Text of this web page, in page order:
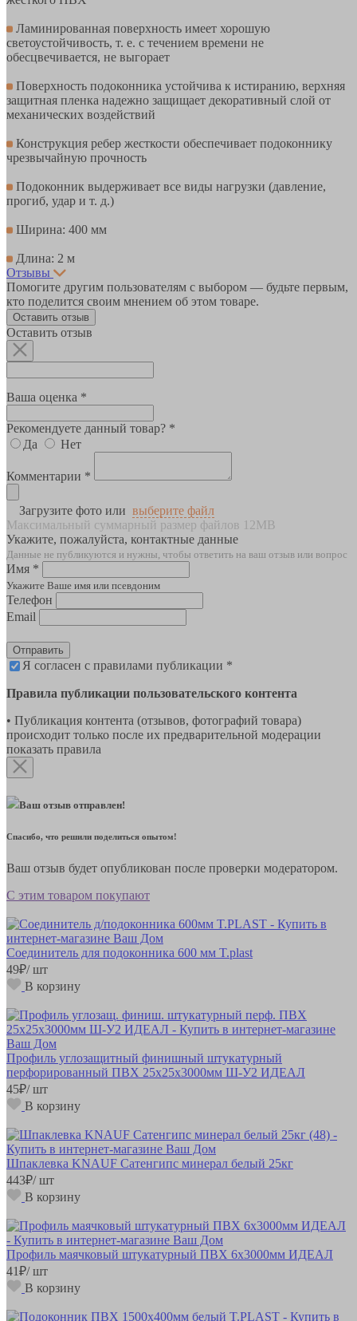
Ламинированная поверхность имеет хорошую
светоустойчивость, т. е. с течением времени не
обесцвечивается, не выгорает
Поверхность подоконника устойчива к истиранию, верхняя
защитная пленка надежно защищает декоративный слой от
механических воздействий
Конструкция ребер жесткости обеспечивает подоконнику
чрезвычайную прочность
Подоконник выдерживает все виды нагрузки (давление,
прогиб, удар и т. д.)
Ширина: 400 мм
Длина: 2 м
Отзывы
Помогите другим пользователям с выбором — будьте первым,
кто поделится своим мнением об этом товаре.
Оставить отзыв
Оставить отзыв
Ваша оценка *
Рекомендуете данный товар? *
Да
Нет
Комментарии *
Загрузите фото или выберите файл
Максимальный суммарный размер файлов 12MB
Укажите, пожалуйста, контактные данные
Данные не публикуются и нужны, чтобы ответить на ваш отзыв или вопрос
Имя *
Укажите Ваше имя или псевдоним
Телефон
Email
Отправить
Я согласен с правилами публикации *
Правила публикации пользовательского контента
• Публикация контента (отзывов, фотографий товара)
происходит только после их предварительной модерации
показать правила
Ваш отзыв отправлен!
Спасибо, что решили поделиться опытом!
Ваш отзыв будет опубликован после проверки модератором.
С этим товаром покупают
Соединитель для подоконника 600 мм T.plast
49₽/ шт
В корзину
Профиль углозащитный финишный штукатурный
перфорированный ПВХ 25х25х3000мм Ш-У2 ИДЕАЛ
45₽/ шт
В корзину
Шпаклевка KNAUF Сатенгипс минерал белый 25кг
443₽/ шт
В корзину
Профиль маячковый штукатурный ПВХ 6х3000мм ИДЕАЛ
41₽/ шт
В корзину